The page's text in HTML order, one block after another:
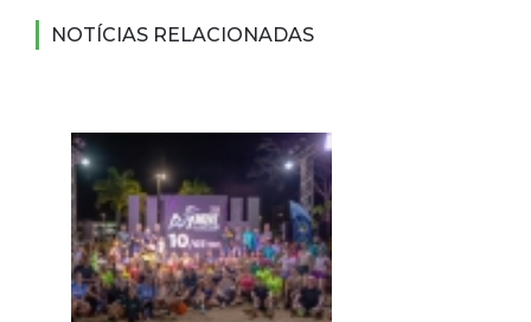
NOTÍCIAS RELACIONADAS